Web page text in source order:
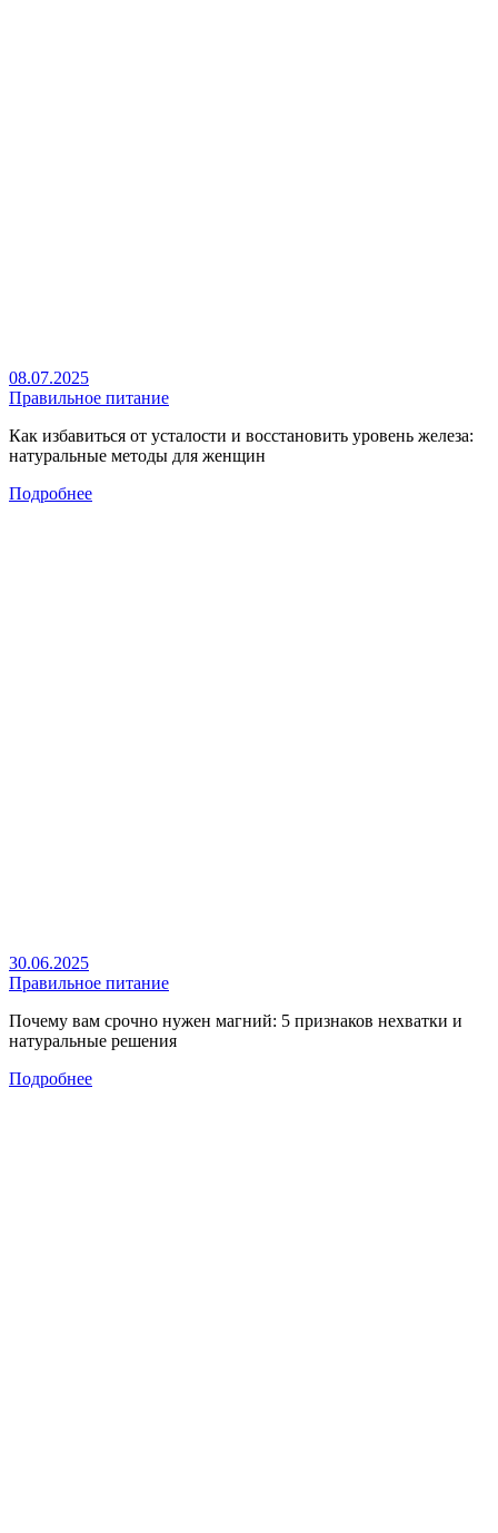
08.07.2025
Правильное питание
Как избавиться от усталости и восстановить уровень железа:
натуральные методы для женщин
Подробнее
30.06.2025
Правильное питание
Почему вам срочно нужен магний: 5 признаков нехватки и
натуральные решения
Подробнее